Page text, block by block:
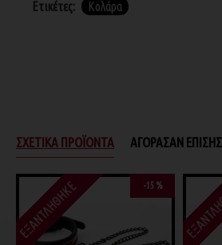
Ετικέτες: Κολάρα
ΣΧΕΤΙΚΆ ΠΡΟΪΌΝΤΑ ΑΓΌΡΑΣΑΝ ΕΠΊΣΗΣ
-15 %
ΕΞΑΝΤΛΉΘΗΚΕ